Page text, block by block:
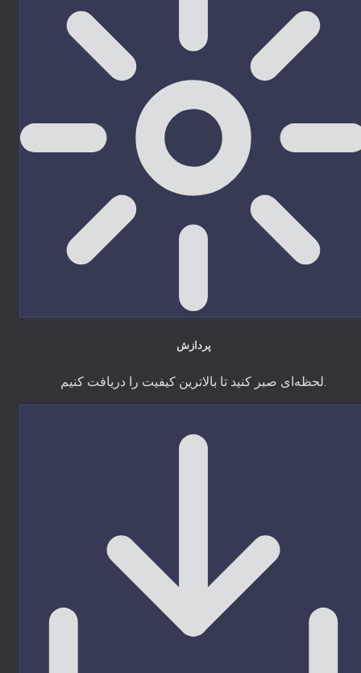
پردازش
لحظه‌ای صبر کنید تا بالاترین کیفیت را دریافت کنیم.